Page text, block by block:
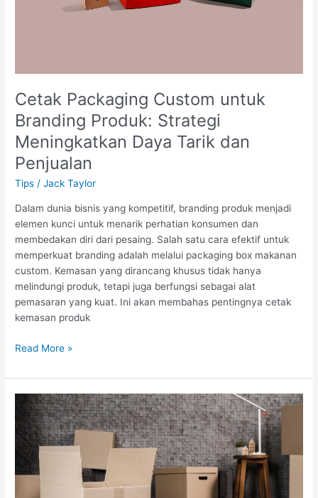
Cetak Packaging Custom untuk
Branding Produk: Strategi
Meningkatkan Daya Tarik dan
Penjualan
Tips /Jack Taylor
Dalam dunia bisnis yang kompetitif, branding produk menjadi
elemen kunci untuk menarik perhatian konsumen dan
membedakan diri dari pesaing. Salah satu cara efektif untuk
memperkuat branding adalah melalui packaging box makanan
custom. Kemasan yang dirancang khusus tidak hanya
melindungi produk, tetapi juga berfungsi sebagai alat
pemasaran yang kuat. Ini akan membahas pentingnya cetak
kemasan produk
Cetak
Custom
untuk
Branding
Produk:
Strategi
Meningkatkan
Daya
Read More »